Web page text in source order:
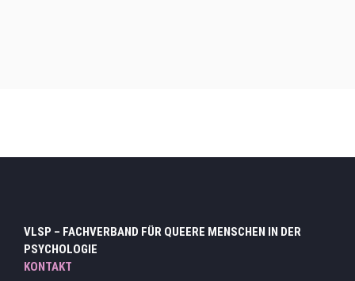
VLSP – FACHVERBAND FÜR QUEERE MENSCHEN IN DER
PSYCHOLOGIE
KONTAKT